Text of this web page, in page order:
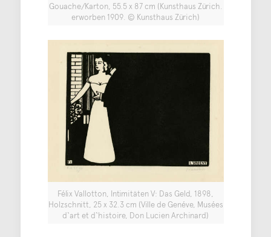
Gouache/Karton, 55.5 x 87 cm (Kunsthaus Zürich.
erworben 1909. © Kunsthaus Zürich)
Félix Vallotton, Intimitäten V: Das Geld, 1898,
Holzschnitt, 25 x 32.3 cm (Ville de Genéve, Musées
d‘art et d‘histoire, Don Lucien Archinard)